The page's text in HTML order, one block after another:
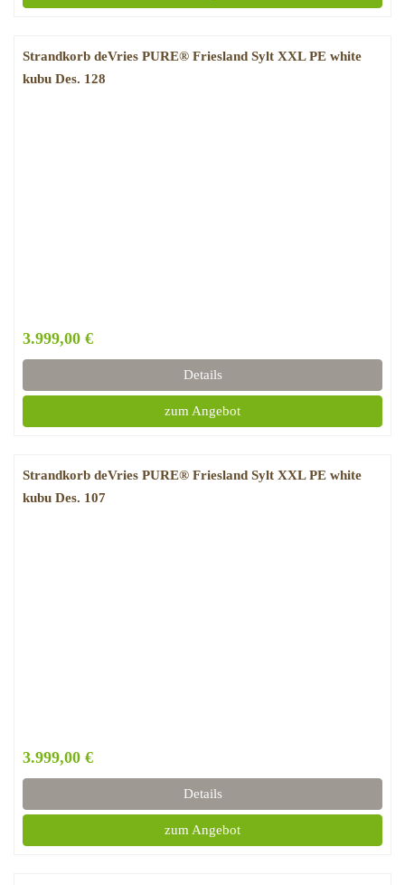
Strandkorb deVries PURE® Friesland Sylt XXL PE white
kubu Des. 128
3.999,00 €
Details
zum Angebot
Strandkorb deVries PURE® Friesland Sylt XXL PE white
kubu Des. 107
3.999,00 €
Details
zum Angebot